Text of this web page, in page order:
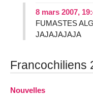
8 mars 2007,
FUMASTES
JAJAJAJAJA
Francochiliens
Nouvelles